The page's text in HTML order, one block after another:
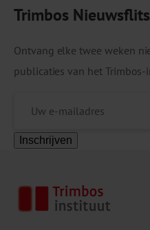
Trimbos
Ontvang elke twee weken
publicaties van het
Inschrijven
maatschappelijke